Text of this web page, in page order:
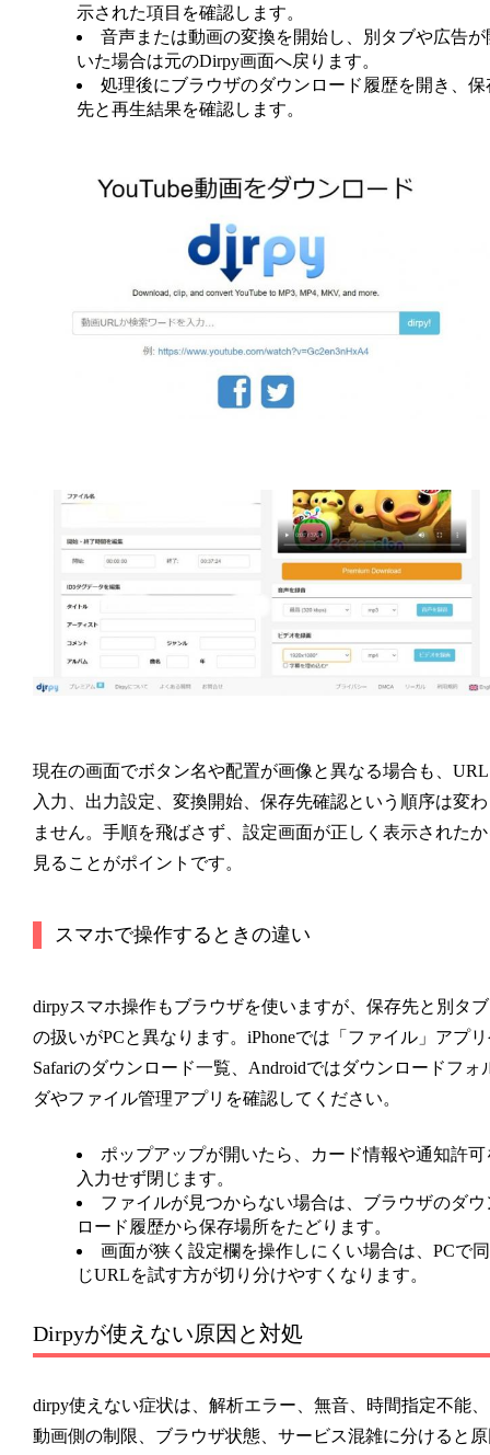
示された項目を確認します。
音声または動画の変換を開始し、別タブや広告が
いた場合は元のDirpy画面へ戻ります。
処理後にブラウザのダウンロード履歴を開き、保
先と再生結果を確認します。
現在の画面でボタン名や配置が画像と異なる場合も、URL
入力、出力設定、変換開始、保存先確認という順序は変
ません。手順を飛ばさず、設定画面が正しく表示された
見ることがポイントです。
スマホで操作するときの違い
dirpyスマホ操作もブラウザを使いますが、保存先と別タブ
の扱いがPCと異なります。iPhoneでは「ファイル」アプ
Safariのダウンロード一覧、Androidではダウンロードフォ
ダやファイル管理アプリを確認してください。
ポップアップが開いたら、カード情報や通知許可
入力せず閉じます。
ファイルが見つからない場合は、ブラウザのダウ
ロード履歴から保存場所をたどります。
画面が狭く設定欄を操作しにくい場合は、PCで同
じURLを試す方が切り分けやすくなります。
Dirpyが使えない原因と対処
dirpy使えない症状は、解析エラー、無音、時間指定不能、
動画側の制限、ブラウザ状態、サービス混雑に分けると